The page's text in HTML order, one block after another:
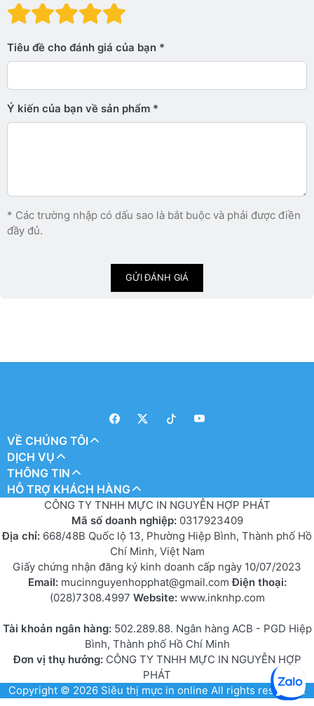
Đánh giá: 4 trên 5
Đánh giá: 3 trên 5 sao.
Đánh giá: 2 trên 5 sao.
Đánh giá: 1 trên 5 sao. Xấu
Tiêu đề cho đánh giá của bạn
Ý kiến ​​của bạn về sản phẩm
* Các trường nhập có dấu sao là bắt buộc và phải được điền
đầy đủ.
GỬI ĐÁNH GIÁ
VỀ CHÚNG TÔI
DỊCH VỤ
THÔNG TIN
HỖ TRỢ KHÁCH HÀNG
CÔNG TY TNHH MỰC IN NGUYỄN HỢP PHÁT
Mã số doanh nghiệp: 0317923409
Địa chỉ: 668/48B Quốc lộ 13, Phường Hiệp Bình, Thành phố Hồ
Chí Minh, Việt Nam
Giấy chứng nhận đăng ký kinh doanh cấp ngày 10/07/2023
Email: mucinnguyenhopphat@gmail.comĐiện thoại:
(028)7308.4997 Website: www.inknhp.com
Tài khoản ngân hàng: 502.289.88. Ngân hàng ACB - PGD Hiệp
Bình, Thành phố Hồ Chí Minh
Đơn vị thụ hưởng:CÔNG TY TNHH MỰC IN NGUYỄN HỢP
PHÁT
Copyright © 2026 Siêu thị mực in online All rights reserved.